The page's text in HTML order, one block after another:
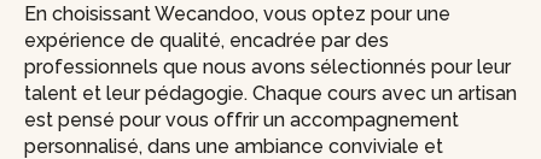
En choisissant Wecandoo, vous optez pour une
expérience de qualité, encadrée par des
professionnels que nous avons sélectionnés pour leur
talent et leur pédagogie. Chaque cours avec un artisan
est pensé pour vous offrir un accompagnement
personnalisé, dans une ambiance conviviale et